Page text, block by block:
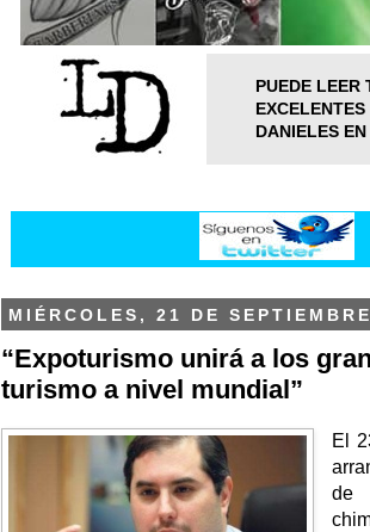
PUEDE LEER
DANIELES
MIÉRCOLES, 21 DE
“Expoturismo unirá a los
turismo a nivel mundial”
El
de